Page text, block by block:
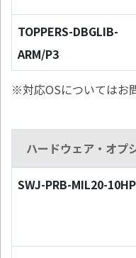
TOPPERS-DBGLIB-
ARM/P3
※対応OSについてはお
ハードウェア・オプ
SWJ-PRB-MIL20-10HP